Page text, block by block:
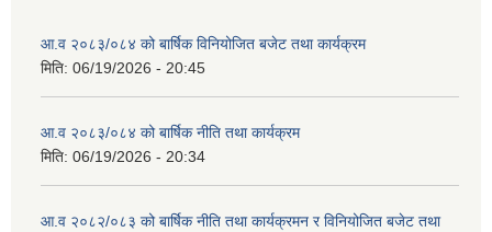
आ.व २०८३/०८४ को बार्षिक विनियोजित बजेट तथा कार्यक्रम
मिति: 06/19/2026 - 20:45
आ.व २०८३/०८४ को बार्षिक नीति तथा कार्यक्रम
मिति: 06/19/2026 - 20:34
आ.व २०८२/०८३ को बार्षिक नीति तथा कार्यक्रमन र विनियोजित बजेट तथा